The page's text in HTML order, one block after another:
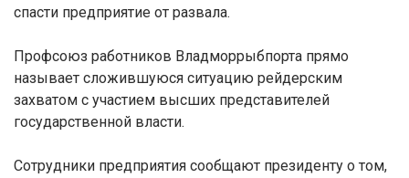
спасти предприятие от развала.
Профсоюз работников Владморрыбпорта прямо
называет сложившуюся ситуацию рейдерским
захватом с участием высших представителей
государственной власти.
Сотрудники предприятия сообщают президенту о том,